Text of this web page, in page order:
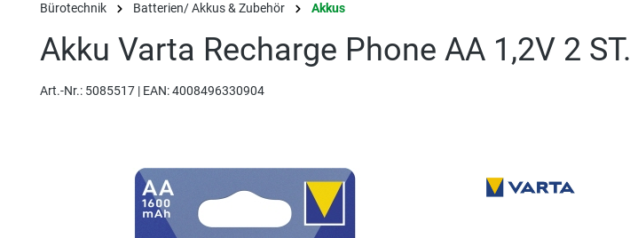
Bürotechnik Batterien/ Akkus & Zubehör Akkus
Akku Varta Recharge Phone AA 1,2V 2 ST.
Art.-Nr.: 5085517 | EAN: 4008496330904